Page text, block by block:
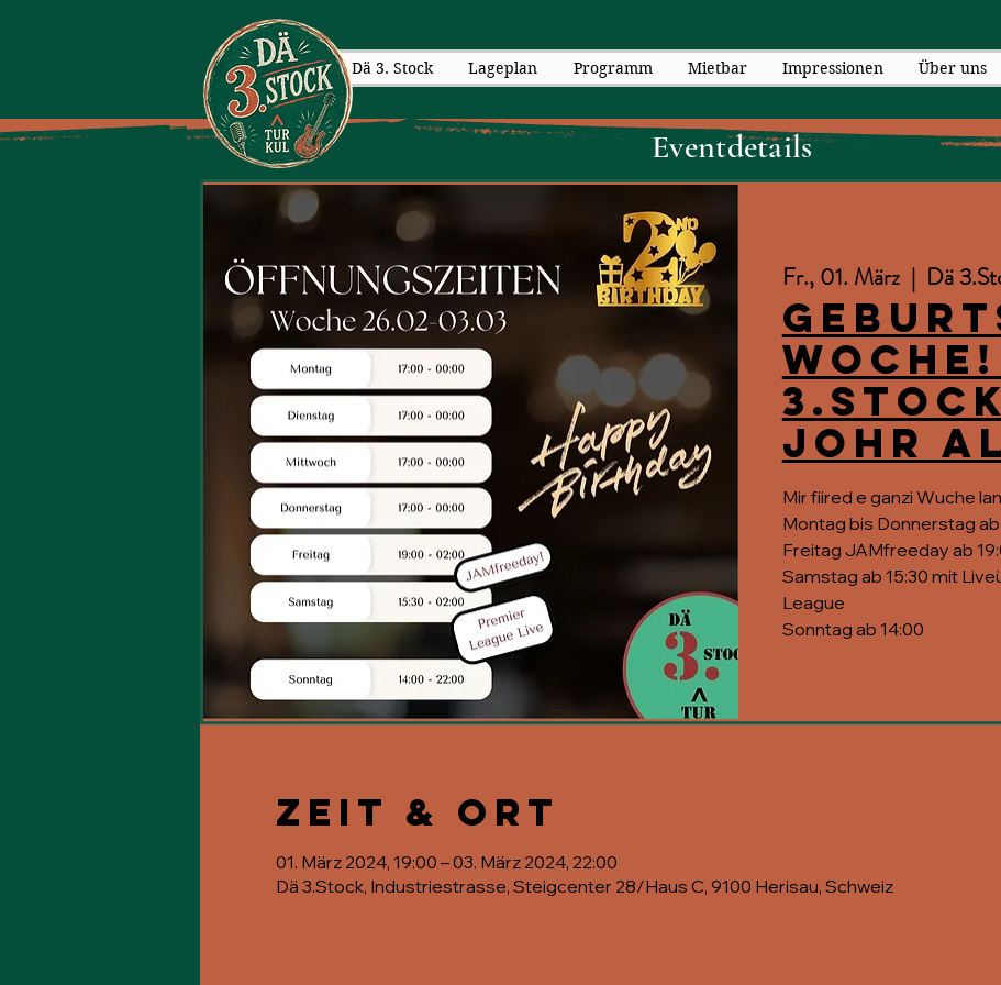
Dä 3. Stock Lageplan Programm Mietbar Impressionen Über uns
Eventdetails
Fr., 01. März
  |
Dä
Woche!
Johr
Mir fiired e ganzi Wuche
Montag bis Donnerstag ab
Freitag JAMfreeday ab
Samstag ab 15:30 mit
League
Sonntag ab 14:00
Zeit & Ort
01. März 2024, 19:00 – 03. März 2024, 22:00
Dä 3.Stock, Industriestrasse, Steigcenter 28/Haus C, 9100 Herisau, Schweiz